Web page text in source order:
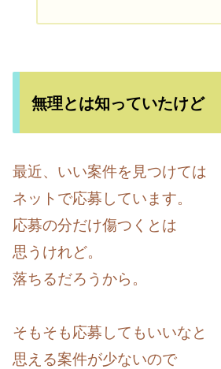
無理とは知っていたけど
最近、いい案件を見つけては
ネットで応募しています。
応募の分だけ傷つくとは
思うけれど。
落ちるだろうから。
そもそも応募してもいいなと
思える案件が少ないので